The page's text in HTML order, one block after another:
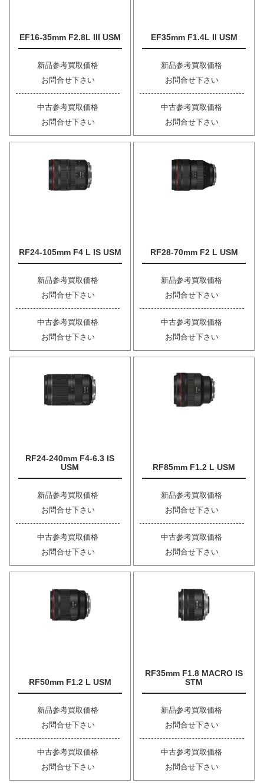
EF16-35mm F2.8L III USM
新品参考買取価格
お問合せ下さい
中古参考買取価格
お問合せ下さい
EF35mm F1.4L II USM
新品参考買取価格
お問合せ下さい
中古参考買取価格
お問合せ下さい
RF24-105mm F4 L IS USM
新品参考買取価格
お問合せ下さい
中古参考買取価格
お問合せ下さい
RF28-70mm F2 L USM
新品参考買取価格
お問合せ下さい
中古参考買取価格
お問合せ下さい
RF24-240mm F4-6.3 IS
USM
新品参考買取価格
お問合せ下さい
中古参考買取価格
お問合せ下さい
RF85mm F1.2 L USM
新品参考買取価格
お問合せ下さい
中古参考買取価格
お問合せ下さい
RF50mm F1.2 L USM
新品参考買取価格
お問合せ下さい
中古参考買取価格
お問合せ下さい
RF35mm F1.8 MACRO IS
STM
新品参考買取価格
お問合せ下さい
中古参考買取価格
お問合せ下さい